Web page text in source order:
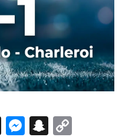
X Messenger
Snapchat